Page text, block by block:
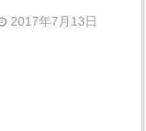
2017年7月13日